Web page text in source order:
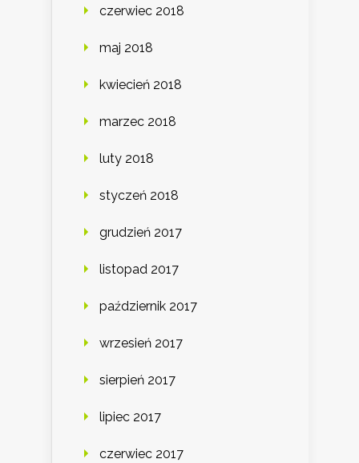
czerwiec 2018
maj 2018
kwiecień 2018
marzec 2018
luty 2018
styczeń 2018
grudzień 2017
listopad 2017
październik 2017
wrzesień 2017
sierpień 2017
lipiec 2017
czerwiec 2017